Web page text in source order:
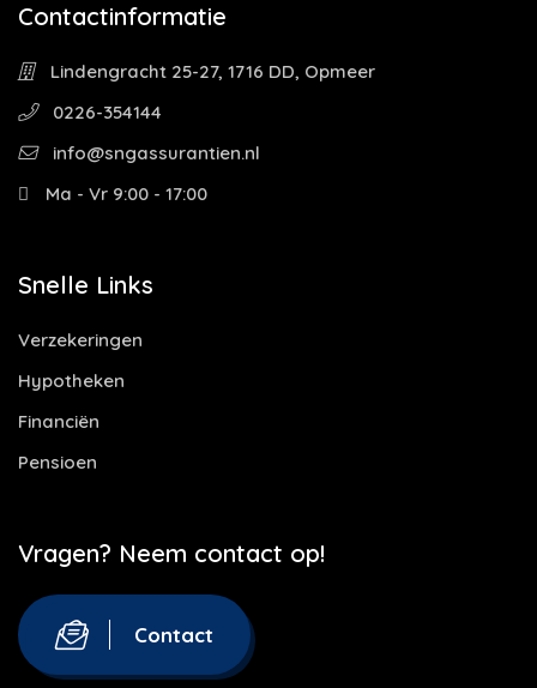
Contactinformatie
Lindengracht 25-27, 1716 DD, Opmeer
0226-354144
info@sngassurantien.nl
Ma - Vr 9:00 - 17:00
Snelle Links
Verzekeringen
Hypotheken
Financiën
Pensioen
Vragen? Neem contact op!
Contact